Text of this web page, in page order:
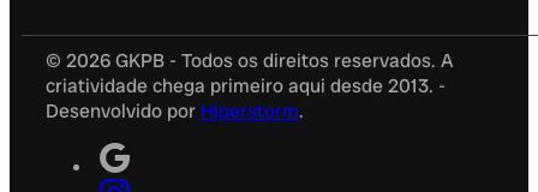
© 2026 GKPB - Todos os direitos reservados. A
criatividade chega primeiro aqui desde 2013. -
Desenvolvido por Hiperstorm.